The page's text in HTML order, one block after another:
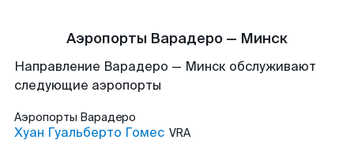
Аэропорты Варадеро — Минск
Направление Варадеро — Минск обслуживают
следующие аэропорты
Аэропорты Варадеро
Хуан Гуальберто Гомес VRA